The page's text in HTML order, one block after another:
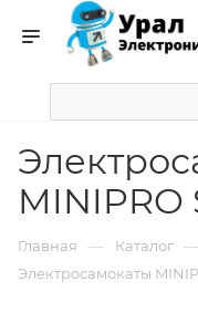
MINIPRO
Главная — Каталог
Электросамокаты